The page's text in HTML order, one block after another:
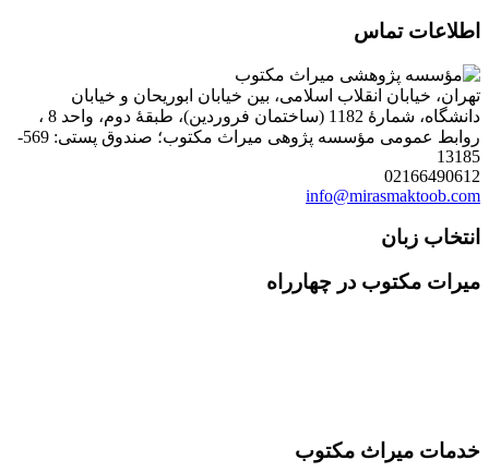
اطلاعات تماس
تهران، خیابان انقلاب اسلامی، بین خیابان ابوریحان و خیابان
دانشگاه، شمارۀ 1182 (ساختمان فروردین)، طبقۀ دوم، واحد 8 ،
روابط عمومی مؤسسه پژوهی میراث مکتوب؛ صندوق پستی: 569-
13185
02166490612
info@mirasmaktoob.com
انتخاب زبان
میرات مکتوب در چهارراه
خدمات میراث مکتوب